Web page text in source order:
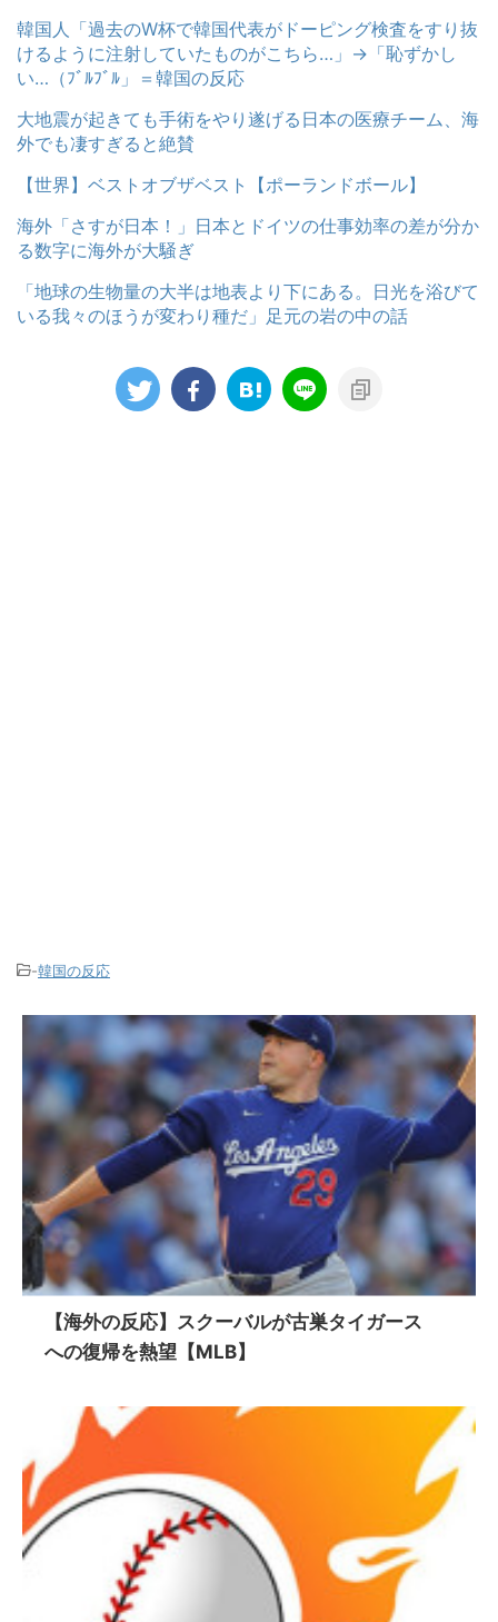
韓国人「過去のW杯で韓国代表がドーピング検査をすり抜
けるように注射していたものがこちら…」→「恥ずかし
い…（ﾌﾞﾙﾌﾞﾙ」＝韓国の反応
大地震が起きても手術をやり遂げる日本の医療チーム、海
外でも凄すぎると絶賛
【世界】ベストオブザベスト【ポーランドボール】
海外「さすが日本！」日本とドイツの仕事効率の差が分か
る数字に海外が大騒ぎ
「地球の生物量の大半は地表より下にある。日光を浴びて
いる我々のほうが変わり種だ」足元の岩の中の話
-韓国の反応
【海外の反応】スクーバルが古巣タイガース
への復帰を熱望【MLB】